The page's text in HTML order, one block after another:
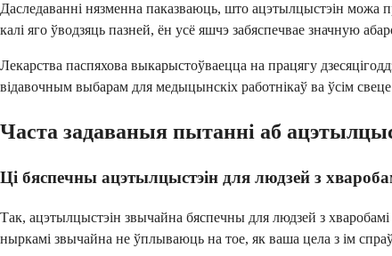
Даследаванні нязменна паказваюць, што ацэтылцыстэін можа
калі яго ўводзяць пазней, ён усё яшчэ забяспечвае значную
Лекарства паспяхова выкарыстоўваецца на працягу
відавочным выбарам для медыцынскіх работнікаў ва ўсім
Часта задаваныя пытанні аб
Ці бяспечны ацэтылцыстэін для людзей з
Так, ацэтылцыстэін звычайна бяспечны для людзей з
ныркамі звычайна не ўплываюць на тое, як ваша цела з ім